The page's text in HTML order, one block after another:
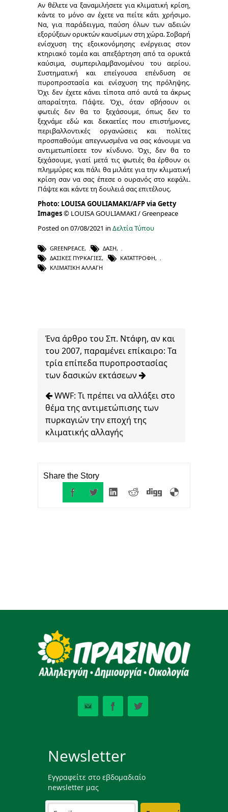
Αν θέλετε να ξαναμιλήσετε για κλιματική κρίση,
κάντε το μόνο αν έχετε να πείτε κάτι χρήσιμο.
Να, για παράδειγμα, παύση όλων των αδειών
εξορύξεων ορυκτών καυσίμων στη χώρα. Σοβαρή
ενίσχυση της εξοικονόμησης ενέργειας στον
κτηριακό τομέα και απεξάρτηση από τα ορυκτά
καύσιμα, συμπεριλαμβανομένου του αερίου.
Συστηματική και επείγουσα επένδυση σε
πυροπροστασία και ενίσχυση της πρόληψης.
Όχι δεν έχετε κάνει τίποτα από αυτά τα άκρως
απαραίτητα. Πάψτε. Όχι, όταν σβήσουν οι
φωτιές δεν θα το ξεχάσουμε, όπως δεν το
ξεχνάμε εδώ και δεκαετίες που επιστήμονες,
περιβαλλοντικές οργανώσεις και πολίτες
προσπαθούμε απεγνωσμένα να σας κάνουμε να
αντιμετωπίσετε τον κίνδυνο. Όχι, δεν θα το
ξεχάσουμε, γιατί μετά τις φωτιές θα έρθουν οι
πλημμύρες και πάλι θα μιλάτε για την κλιματική
κρίση σαν να σας έπεσε ο ουρανός στο κεφάλι.
Πάψτε και κάντε τη δουλειά σας επιτέλους.
Photo: LOUISA GOULIAMAKI/AFP via Getty
Images© LOUISA GOULIAMAKI / Greenpeace
Posted on 07/08/2021 in Δελτία Τύπου
GREENPEACE, ΔΆΣΗ,
ΔΑΣΙΚΈΣ ΠΥΡΚΑΓΙΈΣ, ΚΑΤΑΤΤΡΟΦΉ,
ΚΛΙΜΑΤΙΚΉ ΑΛΛΑΓΉ
Ένα άρθρο του Σπ. Ντάφη, αν και
του 2007, παραμένει επίκαιρο: Τα
τρία επίπεδα πυροπροστασίας
των δασικών εκτάσεων
WWF: Τι πρέπει να αλλάξει στο
θέμα της αντιμετώπισης των
πυρκαγιών την εποχή της
κλιματικής αλλαγής
Share the Story
Newsletter
Εγγραφείτε στο εβδομαδιαίο
newsletter μας